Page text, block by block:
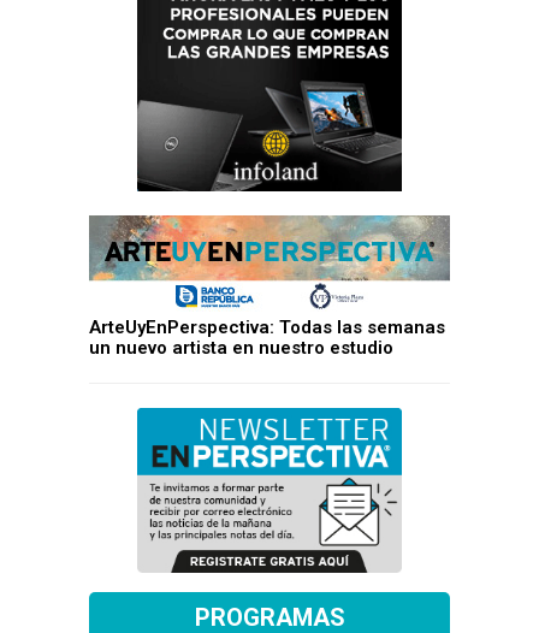
ArteUyEnPerspectiva: Todas las semanas
un nuevo artista en nuestro estudio
PROGRAMAS